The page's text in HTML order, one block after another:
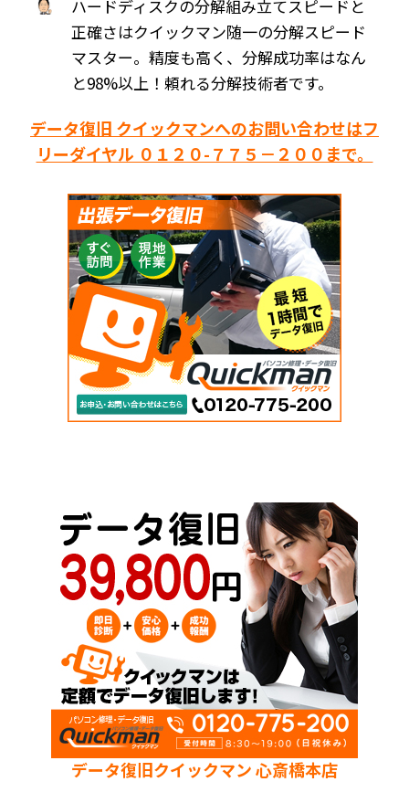
ハードディスクの分解組み立てスピードと
正確さはクイックマン随一の分解スピード
マスター。精度も高く、分解成功率はなん
と98%以上！頼れる分解技術者です。
データ復旧 クイックマンへのお問い合わせはフ
リーダイヤル ０１２０-７７５－２００まで。
データ復旧クイックマン 心斎橋本店